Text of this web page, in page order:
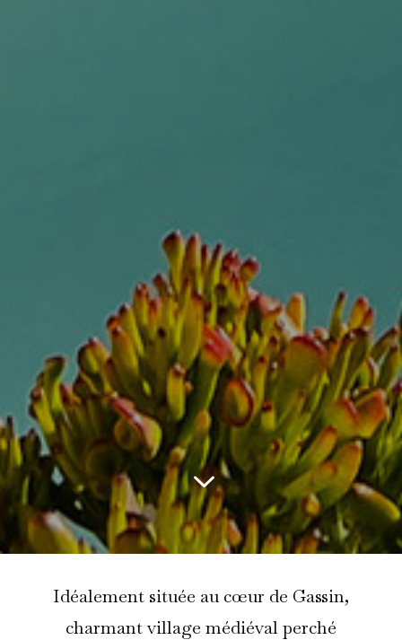
Idéalement située au cœur de Gassin,
charmant village médiéval perché